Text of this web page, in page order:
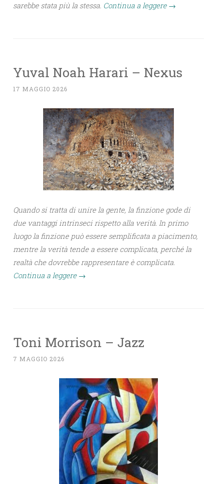
sarebbe stata più la stessa. Continua a leggere →
Yuval Noah Harari – Nexus
17 MAGGIO 2026
Quando si tratta di unire la gente, la finzione gode di
due vantaggi intrinseci rispetto alla verità. In primo
luogo la finzione può essere semplificata a piacimento,
mentre la verità tende a essere complicata, perché la
realtà che dovrebbe rappresentare è complicata.
Continua a leggere →
Toni Morrison – Jazz
7 MAGGIO 2026